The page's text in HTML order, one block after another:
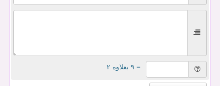
= ۹ بعلاوه ۲